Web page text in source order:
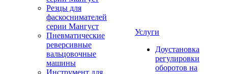
Резцы для
фаскоснимателей
серии Мангуст
Пневматические
реверсивные
вальцовочные
машины
Инструмент для
Услуги
Доустановка
регулировки
оборотов на